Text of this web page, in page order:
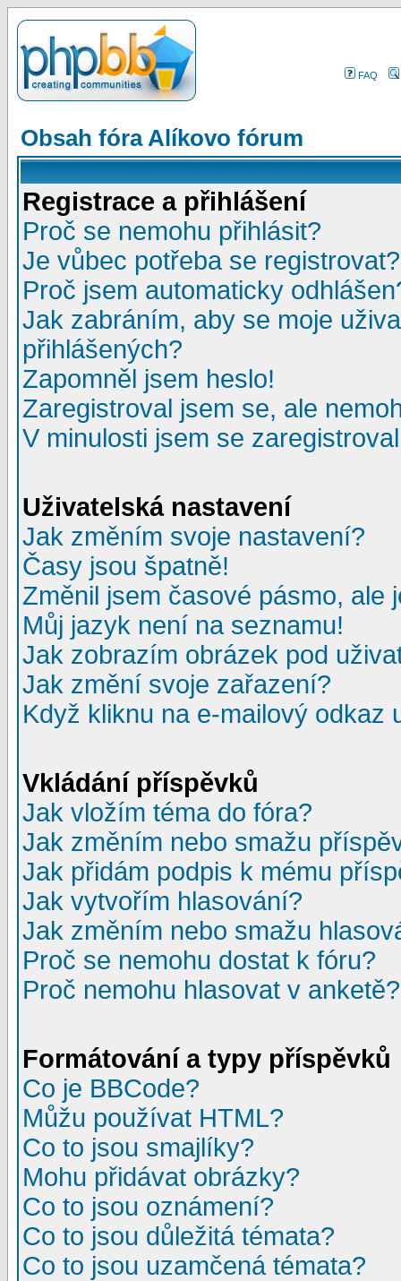
FAQ
Obsah fóra Alíkovo fórum
Registrace a přihlášení
Proč se nemohu přihlásit?
Je vůbec potřeba se registrovat?
Proč jsem automaticky
Jak zabráním, aby se moje
přihlášených?
Zapomněl jsem heslo!
Zaregistroval jsem se, ale
V minulosti jsem se
Uživatelská nastavení
Jak změním svoje nastavení?
Časy jsou špatně!
Změnil jsem časové pásmo, ale
Můj jazyk není na seznamu!
Jak zobrazím obrázek pod
Jak změní svoje zařazení?
Když kliknu na e-mailový odkaz
Vkládání příspěvků
Jak vložím téma do fóra?
Jak změním nebo smažu
Jak přidám podpis k mému
Jak vytvořím hlasování?
Jak změním nebo smažu
Proč se nemohu dostat k fóru?
Proč nemohu hlasovat v anketě?
Formátování a typy příspěvků
Co je BBCode?
Můžu používat HTML?
Co to jsou smajlíky?
Mohu přidávat obrázky?
Co to jsou oznámení?
Co to jsou důležitá témata?
Co to jsou uzamčená témata?